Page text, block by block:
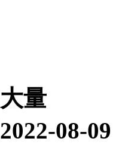
大量
2022-08-09